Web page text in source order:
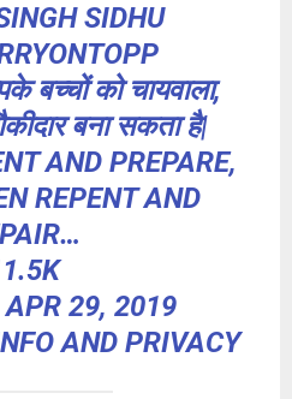
SIDHU
बच्चों को चायवाला,
बना सकता है|
AND PREPARE,
REPENT AND
29, 2019
AND PRIVACY